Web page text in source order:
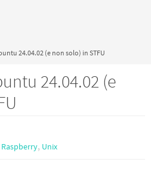
24.04.02 (e non solo) in STFU
24.04.02 (e
Raspberry, Unix